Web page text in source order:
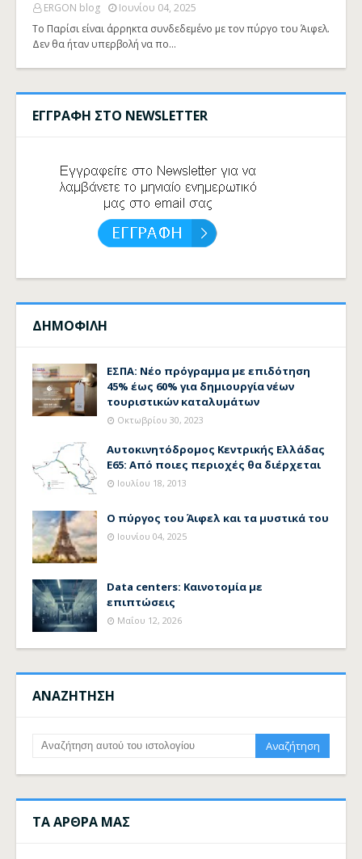
ERGON blog
Ιουνίου 04, 2025
Το Παρίσι είναι άρρηκτα συνδεδεμένο με τον πύργο του Άιφελ.
Δεν θα ήταν υπερβολή να πο…
ΕΓΓΡΑΦΗ ΣΤΟ NEWSLETTER
ΔΗΜΟΦΙΛΗ
ΕΣΠΑ: Νέο πρόγραμμα με επιδότηση
45% έως 60% για δημιουργία νέων
τουριστικών καταλυμάτων
Οκτωβρίου 30, 2023
Αυτοκινητόδρομος Κεντρικής Ελλάδας
Ε65: Από ποιες περιοχές θα διέρχεται
Ιουλίου 18, 2013
Ο πύργος του Άιφελ και τα μυστικά του
Ιουνίου 04, 2025
Data centers: Καινοτομία με
επιπτώσεις
Μαΐου 12, 2026
ΑΝΑΖΗΤΗΣΗ
ΤΑ ΑΡΘΡΑ ΜΑΣ